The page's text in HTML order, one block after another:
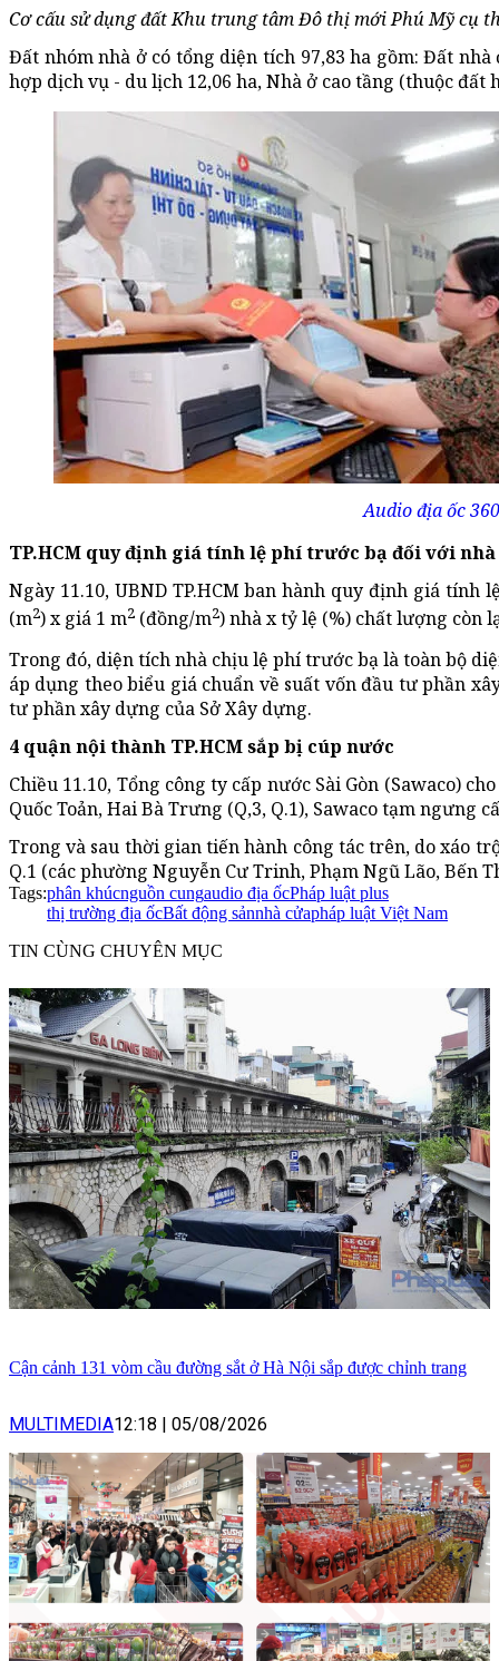
Cơ cấu sử dụng đất Khu trung tâm Đô thị mới Phú Mỹ cụ
Đất nhóm nhà ở có tổng diện tích 97,83 ha gồm: Đất
hợp dịch vụ - du lịch 12,06 ha, Nhà ở cao tầng (thuộc đất
Audio địa ốc
TP.HCM quy định giá tính lệ phí trước bạ đối với
Ngày 11.10, UBND TP.HCM ban hành quy định giá
(m2) x giá 1 m2 (đồng/m2) nhà x tỷ lệ (%) chất lượng còn
Trong đó, diện tích nhà chịu lệ phí trước bạ là toàn bộ
áp dụng theo biểu giá chuẩn về suất vốn đầu tư phần
tư phần xây dựng của Sở Xây dựng.
4 quận nội thành TP.HCM sắp bị cúp nước
Chiều 11.10, Tổng công ty cấp nước Sài Gòn (Sawaco)
Quốc Toản, Hai Bà Trưng (Q,3, Q.1), Sawaco tạm ngưng
Trong và sau thời gian tiến hành công tác trên, do xáo
Q.1 (các phường Nguyễn Cư Trinh, Phạm Ngũ Lão, Bến
Tags:phân khúcnguồn cungaudio địa ốcPháp luật plus
thị trường địa ốcBất động sảnnhà cửapháp luật Việt Nam
TIN CÙNG CHUYÊN MỤC
Cận cảnh 131 vòm cầu đường sắt ở Hà Nội sắp được chỉnh trang
MULTIMEDIA12:18 05/08/2026